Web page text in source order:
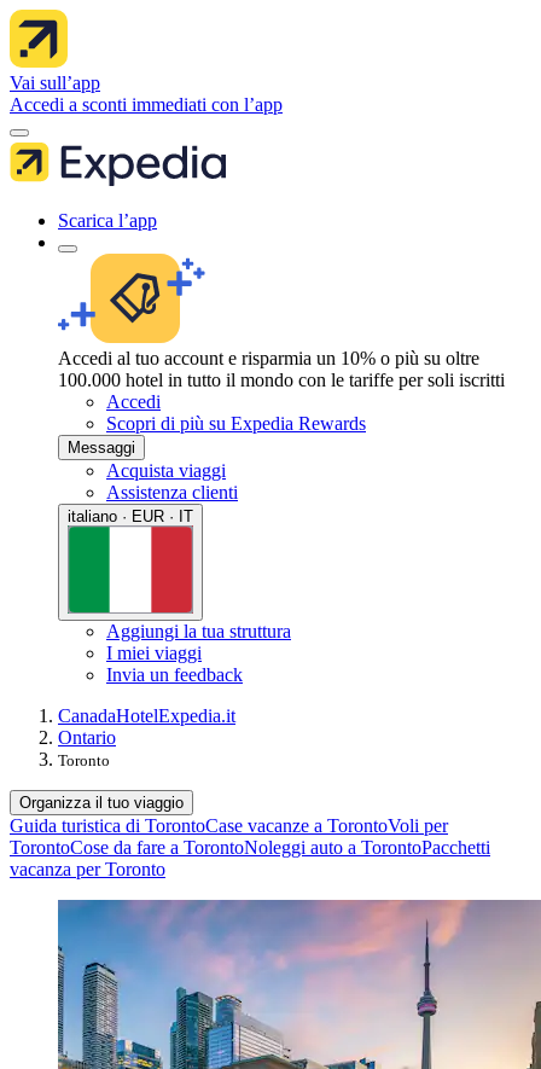
Vai sull’app
Accedi a sconti immediati con l’app
Scarica l’app
Accedi al tuo account e risparmia un 10% o più su oltre
100.000 hotel in tutto il mondo con le tariffe per soli iscritti
Accedi
Scopri di più su Expedia Rewards
Messaggi
Acquista viaggi
Assistenza clienti
italiano · EUR · IT
Aggiungi la tua struttura
I miei viaggi
Invia un feedback
CanadaHotelExpedia.it
Ontario
Toronto
Organizza il tuo viaggio
Guida turistica di TorontoCase vacanze a TorontoVoli per
TorontoCose da fare a TorontoNoleggi auto a TorontoPacchetti
vacanza per Toronto